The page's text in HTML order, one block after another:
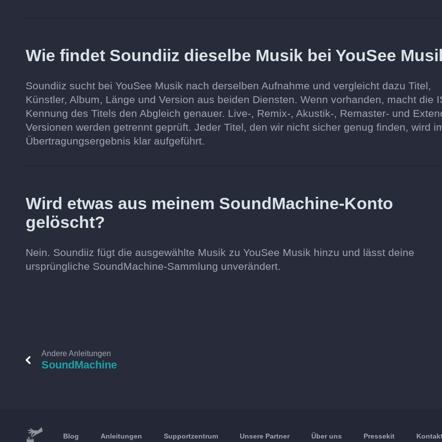
Wie findet Soundiiz dieselbe Musik bei YouSee
Soundiiz sucht bei YouSee Musik nach derselben Aufnahme und vergleicht dazu Titel,
Künstler, Album, Länge und Version aus beiden Diensten. Wenn vorhanden, macht die
Kennung des Titels den Abgleich genauer. Live-, Remix-, Akustik-, Remaster- und
Versionen werden getrennt geprüft. Jeder Titel, den wir nicht sicher genug finden, wird
Übertragungsergebnis klar aufgeführt.
Wird etwas aus meinem SoundMachine-Konto
gelöscht?
Nein. Soundiiz fügt die ausgewählte Musik zu YouSee Musik hinzu und lässt deine
ursprüngliche SoundMachine-Sammlung unverändert.
Andere Anleitungen
SoundMachine
Blog Anleitungen Supportzentrum Unsere Partner Über uns Pressekit